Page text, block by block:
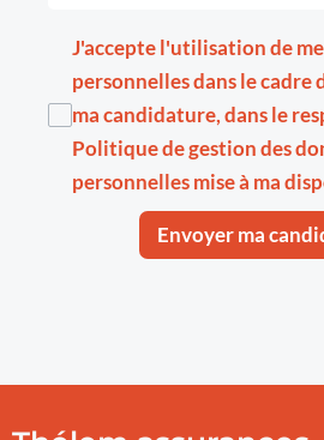
J'accepte l'utilisation de
personnelles dans le
ma candidature, dans le
Politique de gestion des
personnellesmise à ma
Envoyer ma